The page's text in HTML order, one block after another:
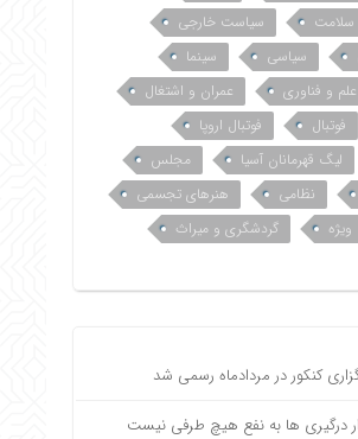
سلامت
سیاست خارجی
سیاسی
سینما
علم و فناوری
عمران و اشتغال
فوتبال
فوتبال اروپا
لیگ قهرمانان آسیا
مجلس
نظامی
هنرهای تجسمی
ویژه
گردشگری و میراث
کنکور در مردادماه رسمی شد
درگیری ها به نفع هیچ طرفی نیست